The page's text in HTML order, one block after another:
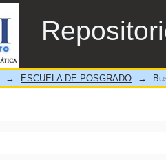
→ ESCUELA DE POSGRADO →